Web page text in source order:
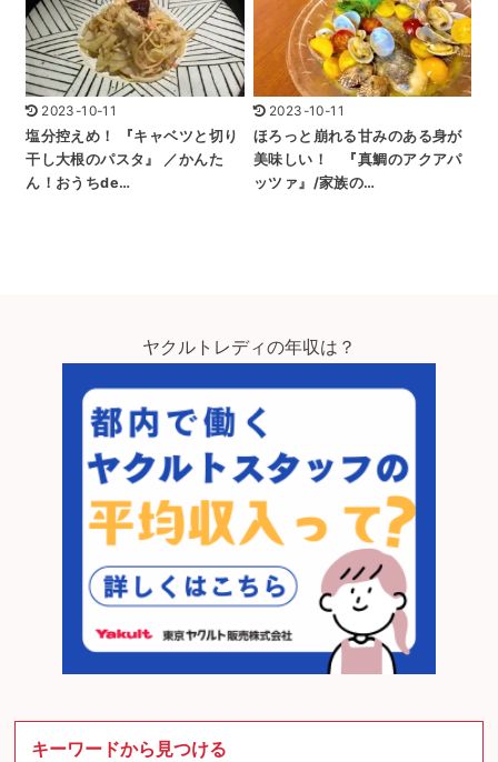
2023-10-11
塩分控えめ！ 『キャベツと切り
干し大根のパスタ』 ／かんた
ん！おうちde…
2023-10-11
ほろっと崩れる甘みのある身が
美味しい！ 『真鯛のアクアパ
ッツァ』/家族の…
ヤクルトレディの年収は？
キーワードから見つける